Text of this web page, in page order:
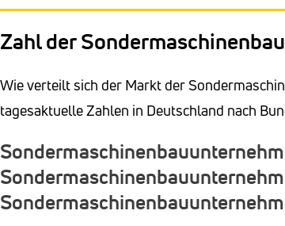
Zahl der
Wie verteilt sich der Markt der
tagesaktuelle Zahlen in Deutschland nach